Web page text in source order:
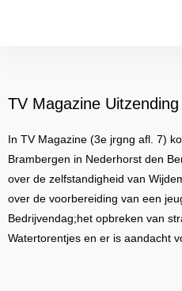
TV Magazine
In TV Magazine (3e jrgng afl. 7)
Brambergen in Nederhorst den
over de zelfstandigheid van
over de voorbereiding van een
Bedrijvendag;het opbreken van
Watertorentjes en er is aandacht